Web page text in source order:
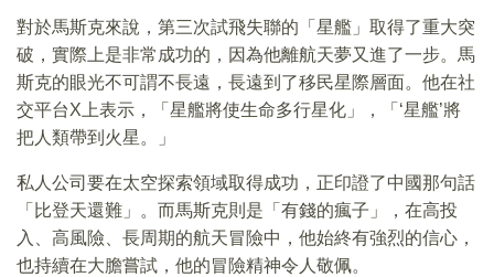
對於馬斯克來說，第三次試飛失聯的「星艦」取得了重大突
破，實際上是非常成功的，因為他離航天夢又進了一步。馬
斯克的眼光不可謂不長遠，長遠到了移民星際層面。他在社
交平台X上表示，「星艦將使生命多行星化」，「‘星艦’將
把人類帶到火星。」
私人公司要在太空探索領域取得成功，正印證了中國那句話
「比登天還難」。而馬斯克則是「有錢的瘋子」，在高投
入、高風險、長周期的航天冒險中，他始終有強烈的信心，
也持續在大膽嘗試，他的冒險精神令人敬佩。